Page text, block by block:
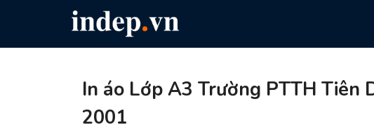
In áo Lớp A3 Trường PTTH Tiên
2001